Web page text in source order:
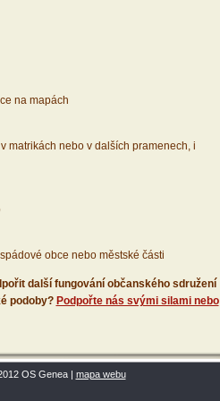
na mapách
matrikách nebo v dalších pramenech, i
obce nebo městské části
další fungování občanského sdružení
podoby? Podpořte nás svými silami nebo
OS Genea | mapa webu